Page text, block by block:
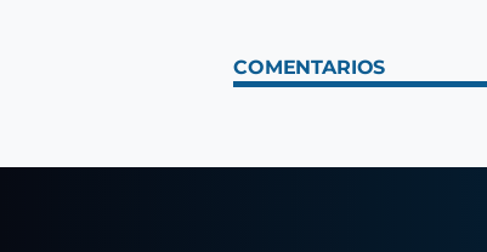
COMENTARIOS